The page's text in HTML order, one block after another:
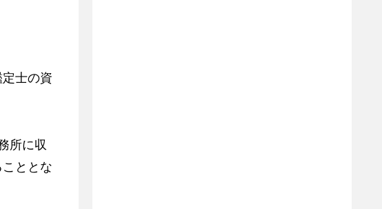
士の資
所に収
ととな